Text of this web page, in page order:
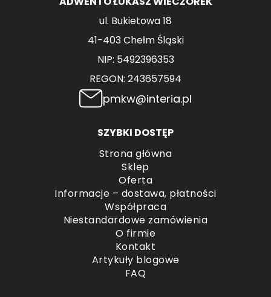
ul. Bukietowa 18
41-403 Chełm Śląski
NIP: 5492396353
REGON: 243657594
pmkw@interia.pl
SZYBKI DOSTĘP
Strona główna
Sklep
Oferta
Informacje – dostawa, płatności
Współpraca
Niestandardowe zamówienia
O firmie
Kontakt
Artykuły blogowe
FAQ